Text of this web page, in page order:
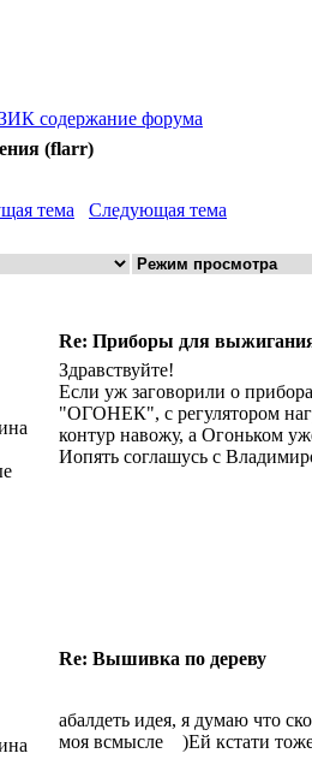
содержание форума
(flarr)
тема Следующая тема
Re: Приборы для
Здравствуйте!
Если уж заговорили о
"ОГОНЕК", с регулятором
контур навожу, а Огоньком
Иопять соглашусь с
Re: Вышивка по дереву
абалдеть идея, я думаю что
моя всмысле
)Ей кстати